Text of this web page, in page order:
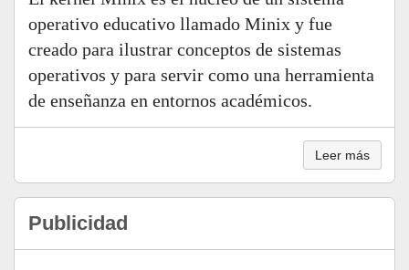
operativo educativo llamado Minix y fue
creado para ilustrar conceptos de sistemas
operativos y para servir como una herramienta
de enseñanza en entornos académicos.
Leer más
Publicidad